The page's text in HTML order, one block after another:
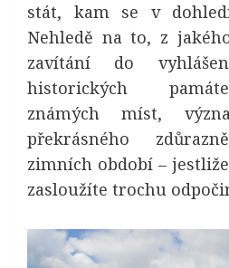
stát, kam se v
Nehledě na to, z
zavítání do
historických
známých míst,
překrásného
zimních období –
zasloužíte trochu